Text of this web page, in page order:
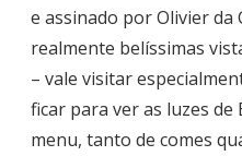
e assinado por Olivier da
realmente belíssimas
– vale visitar
ficar para ver as luzes de
menu, tanto de comes